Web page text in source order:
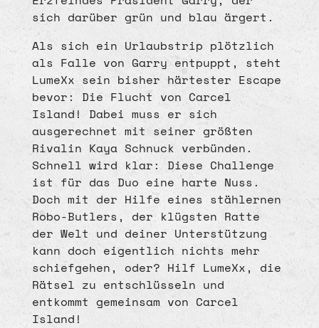
sich darüber grün und blau ärgert.
Als sich ein Urlaubstrip plötzlich
als Falle von Garry entpuppt, steht
LumeXx sein bisher härtester Escape
bevor: Die Flucht von Carcel
Island! Dabei muss er sich
ausgerechnet mit seiner größten
Rivalin Kaya Schnuck verbünden.
Schnell wird klar: Diese Challenge
ist für das Duo eine harte Nuss.
Doch mit der Hilfe eines stählernen
Robo-Butlers, der klügsten Ratte
der Welt und deiner Unterstützung
kann doch eigentlich nichts mehr
schiefgehen, oder? Hilf LumeXx, die
Rätsel zu entschlüsseln und
entkommt gemeinsam von Carcel
Island!